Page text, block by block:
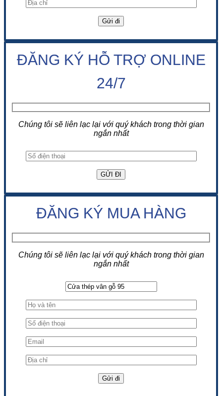
ĐĂNG KÝ HỖ TRỢ ONLINE
24/7
Chúng tôi sẽ liên lạc lại với quý khách trong thời gian
ngắn nhất
ĐĂNG KÝ MUA HÀNG
Chúng tôi sẽ liên lạc lại với quý khách trong thời gian
ngắn nhất